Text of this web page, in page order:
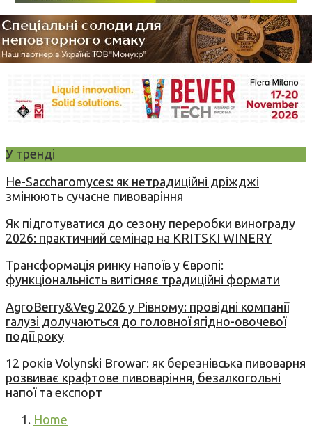
У тренді
Не-Saccharomyces: як нетрадиційні дріжджі
змінюють сучасне пивоваріння
Як підготуватися до сезону переробки винограду
2026: практичний семінар на KRITSKI WINERY
Трансформація ринку напоїв у Європі:
функціональність витісняє традиційні формати
AgroBerry&Veg 2026 у Рівному: провідні компанії
галузі долучаються до головної ягідно-овочевої
події року
12 років Volynski Browar: як березнівська пивоварня
розвиває крафтове пивоваріння, безалкогольні
напої та експорт
Home